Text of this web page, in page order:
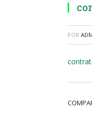
POR